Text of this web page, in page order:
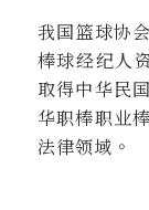
我国篮球协
棒球经纪人
取得中华民
华职棒职业
法律领域。